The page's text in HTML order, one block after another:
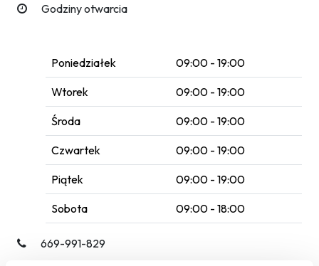
Godziny otwarcia
Poniedziałek 09:00 - 19:00
Wtorek 09:00 - 19:00
Środa 09:00 - 19:00
Czwartek 09:00 - 19:00
Piątek 09:00 - 19:00
Sobota 09:00 - 18:00
669-991-829